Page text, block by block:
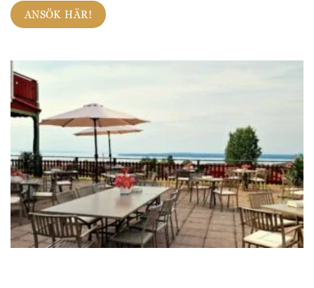
ANSÖK HÄR!
grundläggande
cookies lagrar
inga personligt
identifierbara
uppgifter.
Statistik